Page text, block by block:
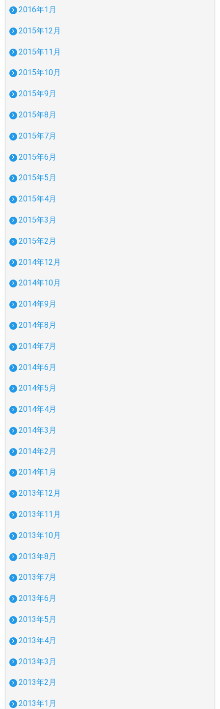
2016年1月
2015年12月
2015年11月
2015年10月
2015年9月
2015年8月
2015年7月
2015年6月
2015年5月
2015年4月
2015年3月
2015年2月
2014年12月
2014年10月
2014年9月
2014年8月
2014年7月
2014年6月
2014年5月
2014年4月
2014年3月
2014年2月
2014年1月
2013年12月
2013年11月
2013年10月
2013年8月
2013年7月
2013年6月
2013年5月
2013年4月
2013年3月
2013年2月
2013年1月